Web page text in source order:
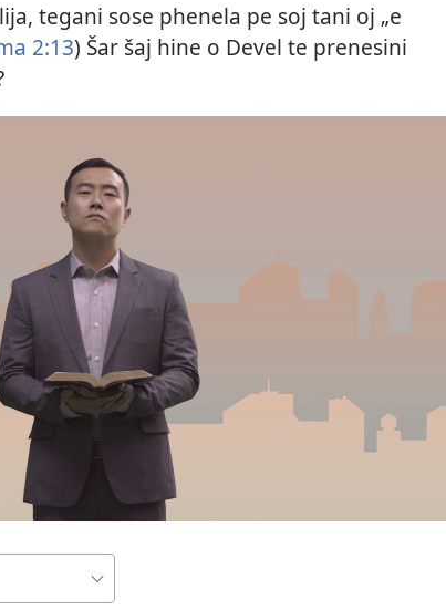
tegani sose phenela pe soj tani oj „e
2:13) Šar šaj hine o Devel te prenesini